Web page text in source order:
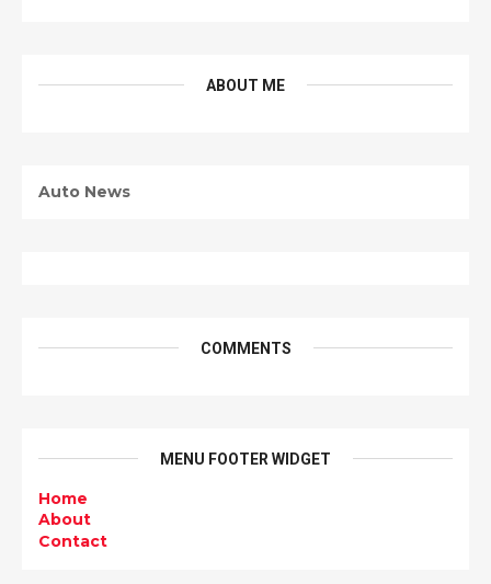
ABOUT ME
Auto News
COMMENTS
MENU FOOTER WIDGET
Home
About
Contact